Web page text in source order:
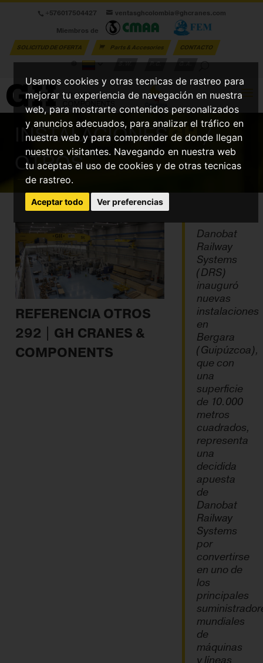
Usamos cookies y otras tecnicas de rastreo para
mejorar tu experiencia de navegación en nuestra
web, para mostrarte contenidos personalizados
y anuncios adecuados, para analizar el tráfico en
nuestra web y para comprender de donde llegan
nuestros visitantes. Navegando en nuestra web
tu aceptas el uso de cookies y de otras tecnicas
de rastreo.
Aceptar todo Ver preferencias
+576017504427
ventasghcolombia@ghcranes.com
Miembros de
SOLICITUD DE OFERTA Parts & Accesories
CONTACTO
S.W.
P.C. G.A.
INSTALACIONESGH/
OTROS
REFERENCIA OTROS
292 | GH CRANES &
COMPONENTS
Danobat
Railway
Systems
(DRS)
inauguró
nuevas
instalaciones
en
Bergara
(Guipúzcoa),
que con
una
superficie
de 10.000
metros
cuadrados,
representa
una
decidida
apuesta
de
Danobat
Railway
Systems
por
convertirse
en uno de
los
principales
mundiales
de
máquinas